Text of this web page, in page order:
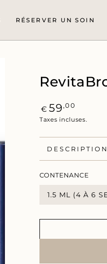
RÉSERVER UN SOIN
Prix
normal
€ 59,00
Taxes incluses.
DESCRIPTION
CONTENANCE
1.5 ML (4 À 6